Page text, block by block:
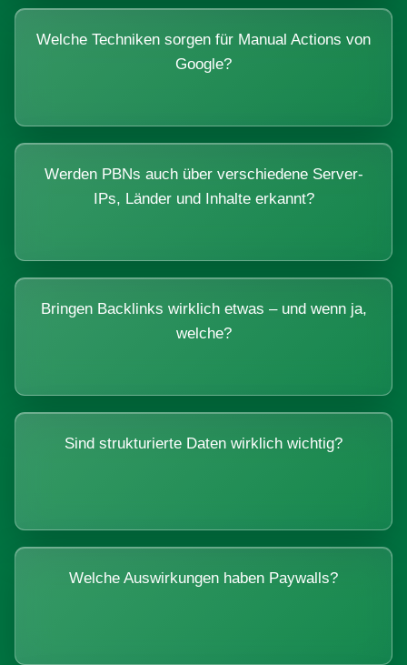
Welche Techniken sorgen für Manual Actions von
Google?
Werden PBNs auch über verschiedene Server-
IPs, Länder und Inhalte erkannt?
Bringen Backlinks wirklich etwas – und wenn ja,
welche?
Sind strukturierte Daten wirklich wichtig?
Welche Auswirkungen haben Paywalls?